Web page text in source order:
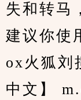
失和转马
建议你使
ox火狐刘
中文】